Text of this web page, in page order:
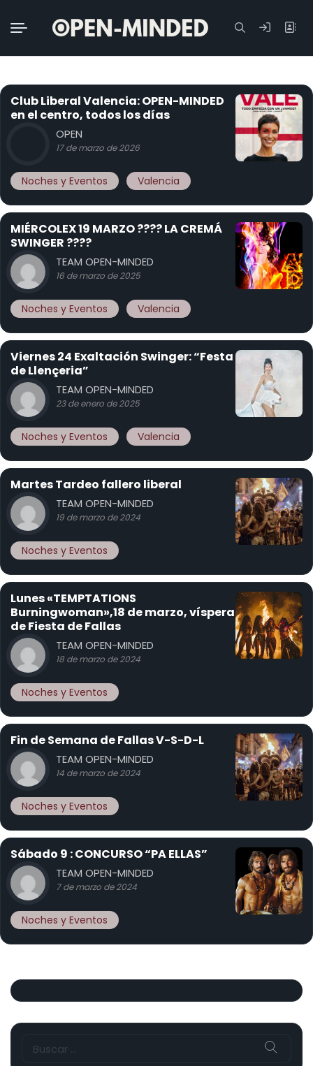
Buscar:
Club Liberal Valencia: OPEN-MINDED
en el centro, todos los días
OPEN
17 de marzo de 2026
Noches y Eventos Valencia
MIÉRCOLEX 19 MARZO ???? LA CREMÁ
SWINGER ????
TEAM OPEN-MINDED
16 de marzo de 2025
Noches y Eventos Valencia
Viernes 24 Exaltación Swinger: “Festa
de Llençeria”
TEAM OPEN-MINDED
23 de enero de 2025
Noches y Eventos Valencia
Martes Tardeo fallero liberal
TEAM OPEN-MINDED
19 de marzo de 2024
Noches y Eventos
Lunes «TEMPTATIONS
Burningwoman»,18 de marzo, víspera
de Fiesta de Fallas
TEAM OPEN-MINDED
18 de marzo de 2024
Noches y Eventos
Fin de Semana de Fallas V-S-D-L
TEAM OPEN-MINDED
14 de marzo de 2024
Noches y Eventos
Sábado 9 : CONCURSO “PA ELLAS”
TEAM OPEN-MINDED
7 de marzo de 2024
Noches y Eventos